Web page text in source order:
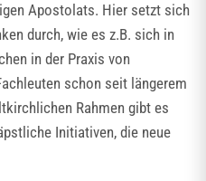
Apostolats. Hier setzt sich
durch, wie es z.B. sich in
in der Praxis von
schon seit längerem
Rahmen gibt es
Initiativen, die neue